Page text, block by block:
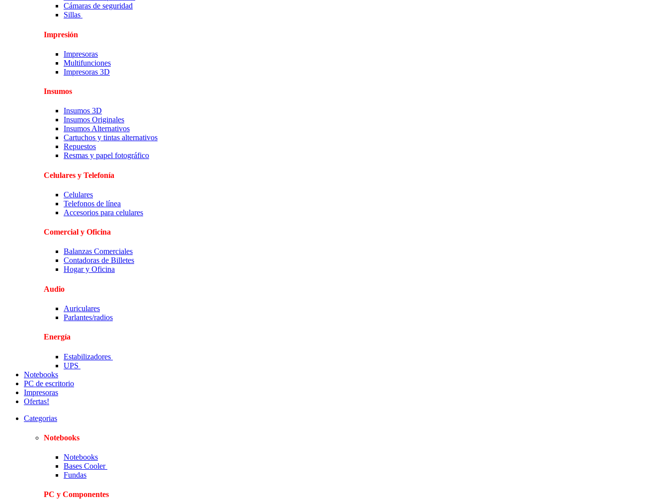
Cámaras de seguridad
Sillas
Impresión
Impresoras
Multifunciones
Impresoras 3D
Insumos
Insumos 3D
Insumos Originales
Insumos Alternativos
Cartuchos y tintas alternativos
Repuestos
Resmas y papel fotográfico
Celulares y Telefonía
Celulares
Telefonos de línea
Accesorios para celulares
Comercial y Oficina
Balanzas Comerciales
Contadoras de Billetes
Hogar y Oficina
Audio
Auriculares
Parlantes/radios
Energía
Estabilizadores
UPS
Notebooks
PC de escritorio
Impresoras
Ofertas!
Categorias
Notebooks
Notebooks
Bases Cooler
Fundas
PC y Componentes